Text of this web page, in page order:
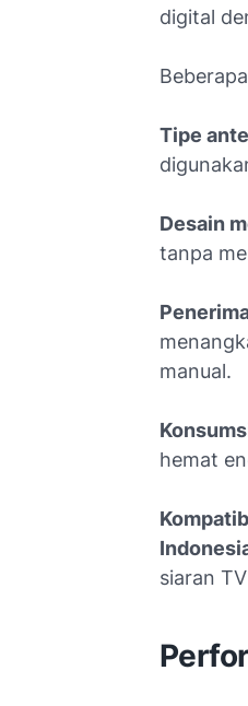
digital
Tipe
Desain
tanpa
manual.
hemat
siaran